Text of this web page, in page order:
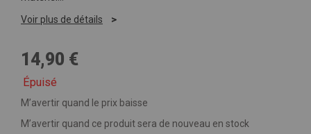
Voir plus de détails
14,90 €
Épuisé
M’avertir quand le prix baisse
M’avertir quand ce produit sera de nouveau en stock